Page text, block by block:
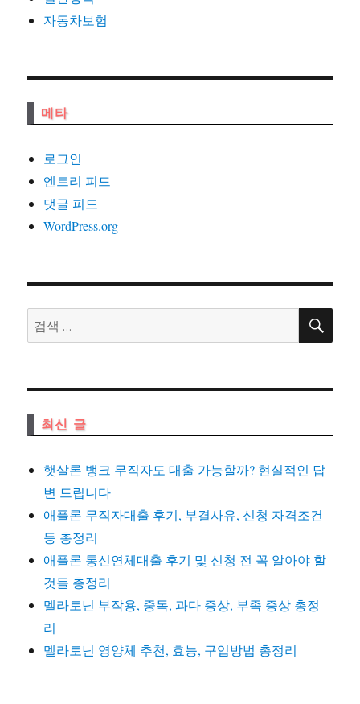
자동차보험
메타
로그인
엔트리 피드
댓글 피드
WordPress.org
검
색:
검
최신 글
햇살론 뱅크 무직자도 대출 가능할까? 현실적인 답
변 드립니다
애플론 무직자대출 후기, 부결사유, 신청 자격조건
등 총정리
애플론 통신연체대출 후기 및 신청 전 꼭 알아야 할
것들 총정리
멜라토닌 부작용, 중독, 과다 증상, 부족 증상 총정
리
멜라토닌 영양체 추천, 효능, 구입방법 총정리